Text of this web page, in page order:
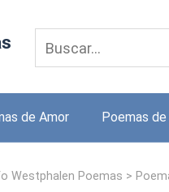
de Amor Poemas
Westphalen Poemas >